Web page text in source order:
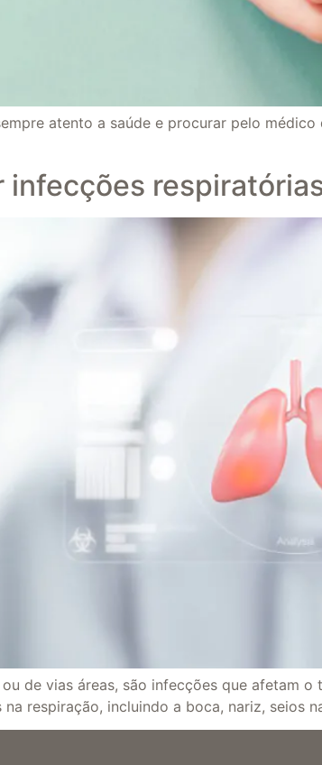
atento a saúde e procurar pelo
infecções
de vias áreas, são infecções que afetam
respiração, incluindo a boca, nariz, seios